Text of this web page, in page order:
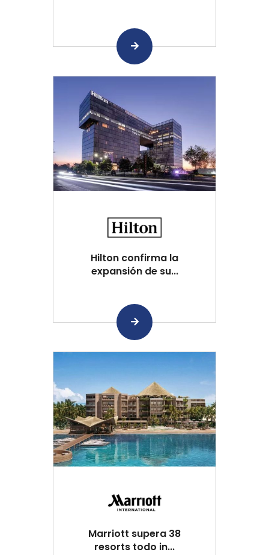
Hilton confirma la
expansión de su...
Marriott supera 38
resorts todo in...